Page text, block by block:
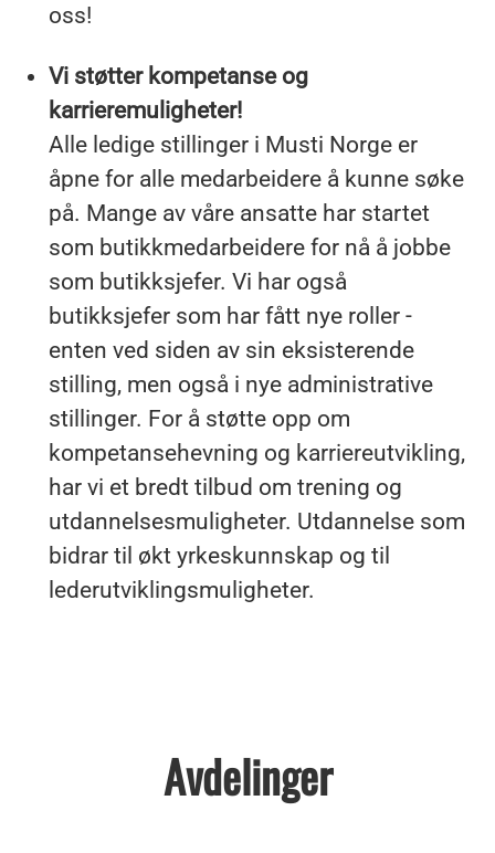
oss!
Vi støtter kompetanse og
karrieremuligheter!
Alle ledige stillinger i Musti Norge er
åpne for alle medarbeidere å kunne søke
på. Mange av våre ansatte har startet
som butikkmedarbeidere for nå å jobbe
som butikksjefer. Vi har også
butikksjefer som har fått nye roller -
enten ved siden av sin eksisterende
stilling, men også i nye administrative
stillinger. For å støtte opp om
kompetansehevning og karriereutvikling,
har vi et bredt tilbud om trening og
utdannelsesmuligheter. Utdannelse som
bidrar til økt yrkeskunnskap og til
lederutviklingsmuligheter.
Avdelinger
Ledige stillinger i våre Musti-